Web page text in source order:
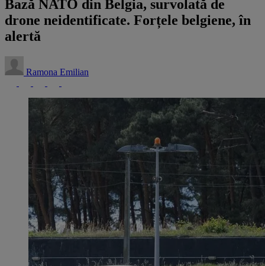
Bază NATO din Belgia, survolată de
drone neidentificate. Forțele belgiene, în
alertă
Ramona Emilian